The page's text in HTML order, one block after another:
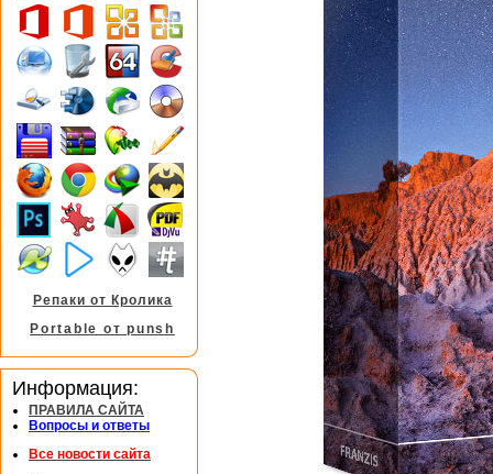
Репаки от Кролика
Portable от punsh
Информация:
ПРАВИЛА САЙТА
Вопросы и ответы
Все новости сайта